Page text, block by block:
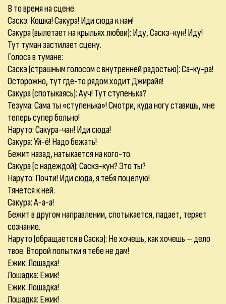
В то время на сцене.
Саскэ: Кошка! Сакура! Иди сюда к нам!
Сакура (вылетает на крыльях любви): Иду, Саскэ-кун! Иду!
Тут туман застилает сцену.
Голоса в тумане:
Саскэ (страшным голосом с внутренней радостью): Са-ку-ра!
Осторожно, тут где-то рядом ходит Джирайя!
Сакура (спотыкаясь): Ауч! Тут ступенька?
Тезума: Сама ты «ступенька»! Смотри, куда ногу ставишь, мне
теперь супер больно!
Наруто: Сакура-чан! Иди сюда!
Сакура: Уй-ё! Надо бежать!
Бежит назад, натыкается на кого-то.
Сакура (с надеждой): Саскэ-кун? Это ты?
Наруто: Почти! Иди сюда, я тебя поцелую!
Тянется к ней.
Сакура: А-а-а!
Бежит в другом направлении, спотыкается, падает, теряет
сознание.
Наруто (обращается в Саскэ): Не хочешь, как хочешь – дело
твое. Второй попытки я тебе не дам!
Ежик: Лошадка!
Лошадка: Ежик!
Ежик: Лошадка!
Лошадка: Ежик!